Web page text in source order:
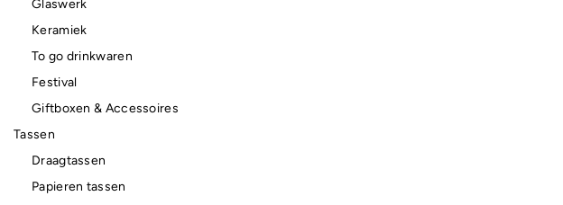
Glaswerk
Keramiek
To go drinkwaren
Festival
Giftboxen & Accessoires
Tassen
Draagtassen
Papieren tassen